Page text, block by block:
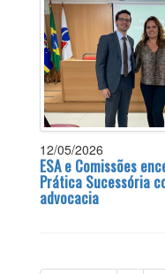
12/05/2026
ESA e Comissões
Prática Sucessória
advocacia